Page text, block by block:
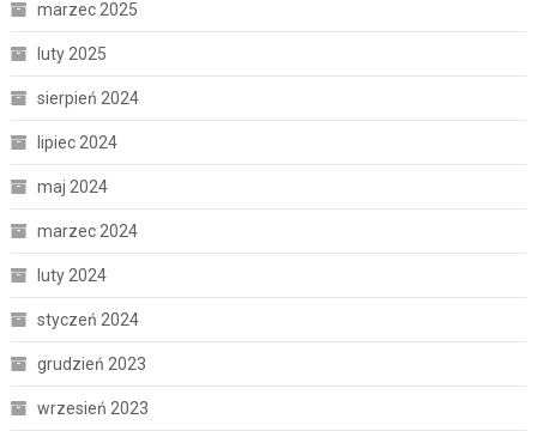
marzec 2025
luty 2025
sierpień 2024
lipiec 2024
maj 2024
marzec 2024
luty 2024
styczeń 2024
grudzień 2023
wrzesień 2023